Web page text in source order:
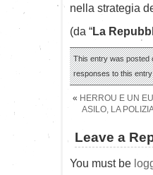
nella strategia
(da “La
This entry was posted
responses to this
« HERROU E UN
ASILO, LA
Leave a
You must be